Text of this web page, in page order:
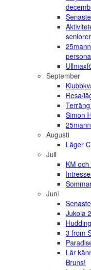
September
Resa/
Simon
Augusti
Läger
Juli
KM
Juni
Jukola
3 from
Lär
Bruns!